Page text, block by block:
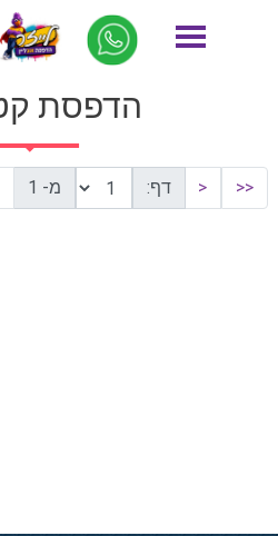
דף הבית הדפסת
הדפסת
<<
< דף: מ- 1